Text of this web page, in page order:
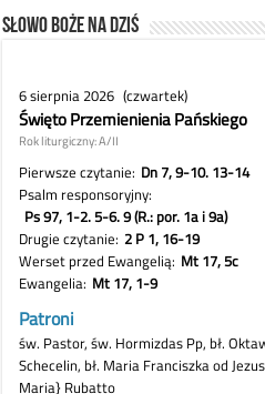
Słowo Boże na dziś